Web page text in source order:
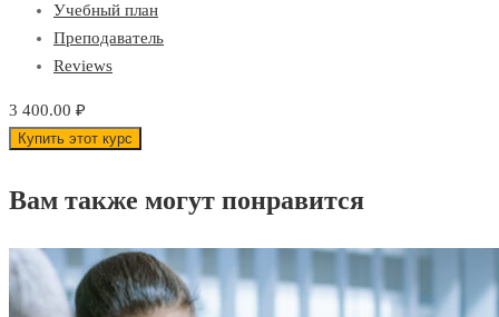
Учебный план
Преподаватель
Reviews
3 400.00 ₽
Купить этот курс
Вам также могут понравится